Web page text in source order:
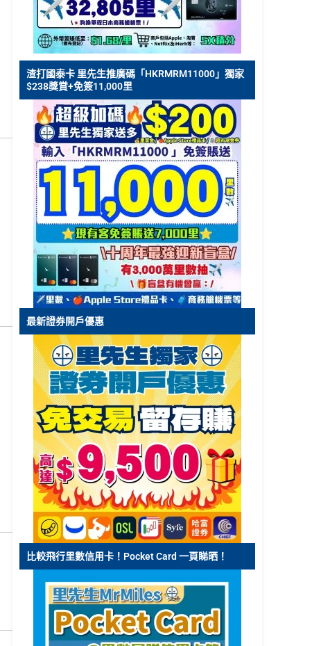
渣打國泰卡 里先生推廣碼「HKRMRM11000」獨家
$238獎賞+免簽11,000里
最新證券開戶優惠
比較飛行里數信用卡！Pocket Card 一頁睇晒！